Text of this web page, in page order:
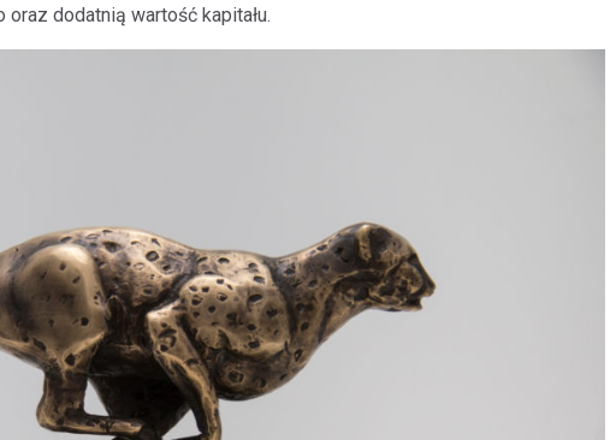
dodatnią wartość kapitału.